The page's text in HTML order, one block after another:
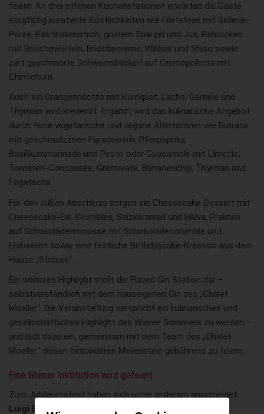
feiern. An drei offenen Küchenstationen erwarten die Gäste
sorgfältig kuratierte Köstlichkeiten wie Filetsteak mit Sellerie-
Püree, Pastinakenstroh, grünem Spargel und Jus, Rehrücken
mit Briochewürfeln, Briochecreme, Wildjus und Shiso sowie
zart geschmorte Schweinsbackerl auf Cremepolenta mit
Chimichurri.
Auch ein Orangenrisotto mit Kumquat, Lachs, Garnele und
Thymian wird kredenzt. Ergänzt wird das kulinarische Angebot
durch feine vegetarische und vegane Alternativen wie Burrata
mit geschmolzenen Paradeisern, Ofenpaprika,
Basilikummarinade und Pesto oder Guacamole mit Limette,
Tomaten-Concassée, Gremolata, Bananenchip, Thymian und
Fogatscha.
Für den süßen Abschluss sorgen ein Cheesecake-Dessert mit
Cheesecake-Eis, Crumbles, Salzkaramell und Halva, Pralinen
auf Schokoladenmousse mit Schokoladencrumble und
Erdbeeren sowie eine festliche Birthdaycake-Kreation aus dem
Hause „Stolzes“.
Ein weiteres Highlight stellt die Flaved Gin Station dar –
selbstverständlich mit dem hauseigenen Gin des „Chalet
Moeller“. Die Veranstaltung verspricht ein kulinarisches und
gesellschaftliches Highlight des Wiener Sommers zu werden –
und lädt dazu ein, gemeinsam mit dem Team des „Chalet
Moeller“ diesen besonderen Meilenstein gebührend zu feiern.
Eine Wiener Institution wird gefeiert
Zum Jubiläumsfest haben sich unter anderem angemeldet:
Luigi Barbaro